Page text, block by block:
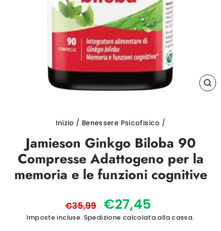
Inizio / Benessere Psicofisico /
Jamieson Ginkgo Biloba 90
Compresse Adattogeno per la
memoria e le funzioni cognitive
Prezzo
di
listino
€35,99
Prezzo
scontato
€27,45
Imposte incluse. Spedizione calcolata alla cassa.